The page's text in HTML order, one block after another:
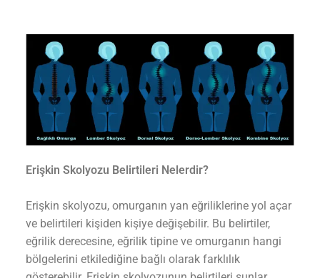
Erişkin Skolyozu Belirtileri Nelerdir?
Erişkin skolyozu, omurganın yan eğriliklerine yol açar
ve belirtileri kişiden kişiye değişebilir. Bu belirtiler,
eğrilik derecesine, eğrilik tipine ve omurganın hangi
bölgelerini etkilediğine bağlı olarak farklılık